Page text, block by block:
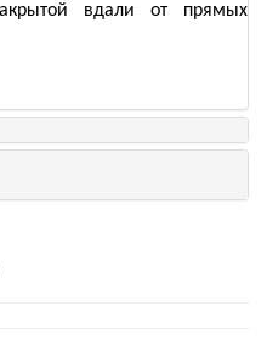
вдали от прямых